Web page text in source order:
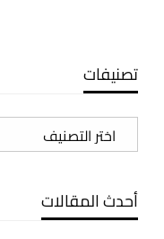
تصنيفات
تصنيفات
أحدث المقالات